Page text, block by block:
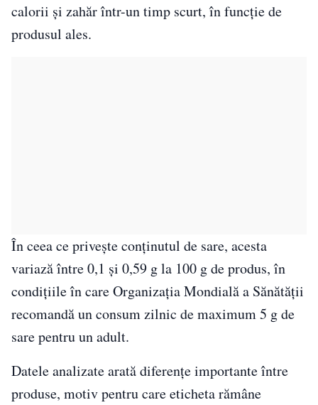
calorii și zahăr într-un timp scurt, în funcție de
produsul ales.
În ceea ce privește conținutul de sare, acesta
variază între 0,1 și 0,59 g la 100 g de produs, în
condițiile în care Organizația Mondială a Sănătății
recomandă un consum zilnic de maximum 5 g de
sare pentru un adult.
Datele analizate arată diferențe importante între
produse, motiv pentru care eticheta rămâne